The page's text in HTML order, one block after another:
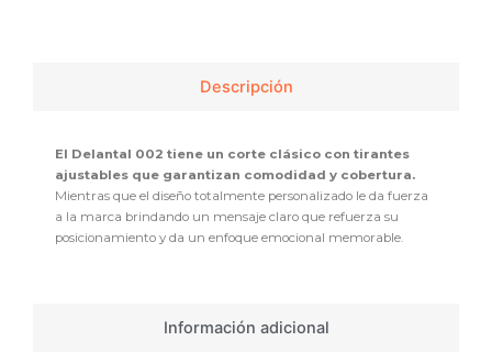
Descripción
Información adicional
El Delantal 002 tiene un corte clásico con tirantes
ajustables que garantizan comodidad y cobertura.
Mientras que el diseño totalmente personalizado le da fuerza
a la marca brindando un mensaje claro que refuerza su
posicionamiento y da un enfoque emocional memorable.